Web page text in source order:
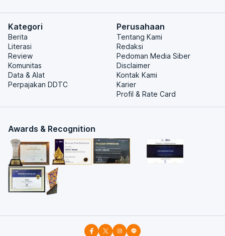
Kategori
Berita
Literasi
Review
Komunitas
Data & Alat
Perpajakan DDTC
Perusahaan
Tentang Kami
Redaksi
Pedoman Media Siber
Disclaimer
Kontak Kami
Karier
Profil & Rate Card
Awards & Recognition